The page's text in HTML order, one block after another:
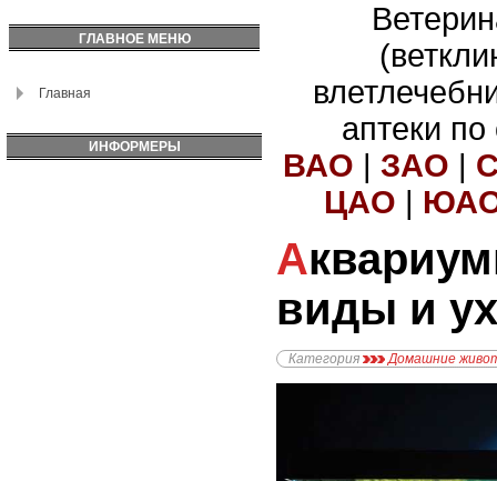
ГЛАВНОЕ МЕНЮ
Главная
ИНФОРМЕРЫ
аптеки
ВАО | ЗАО |
ЦАО |
Аквариумные креветки:
виды и
Категория Домашние